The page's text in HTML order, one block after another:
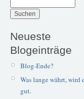
Neueste
Blogeinträge
Blog-Ende?
Was lange währt, wird
gut.